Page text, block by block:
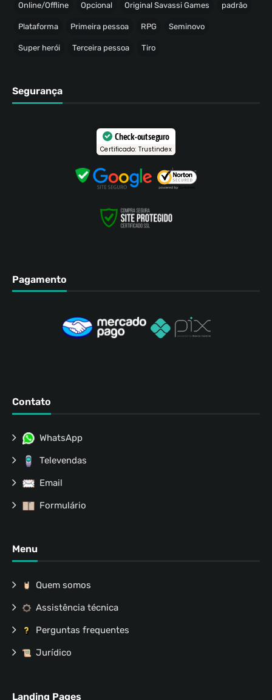
Online/Offline Opcional Original Savassi Games padrão
Plataforma Primeira pessoa RPG Seminovo
Super herói Terceira pessoa Tiro
Segurança
Check-out seguro
Certificado: Trustindex
Pagamento
Contato
WhatsApp
Televendas
Email
Formulário
Menu
Quem somos
Assistência técnica
Perguntas frequentes
Jurídico
Landing Pages